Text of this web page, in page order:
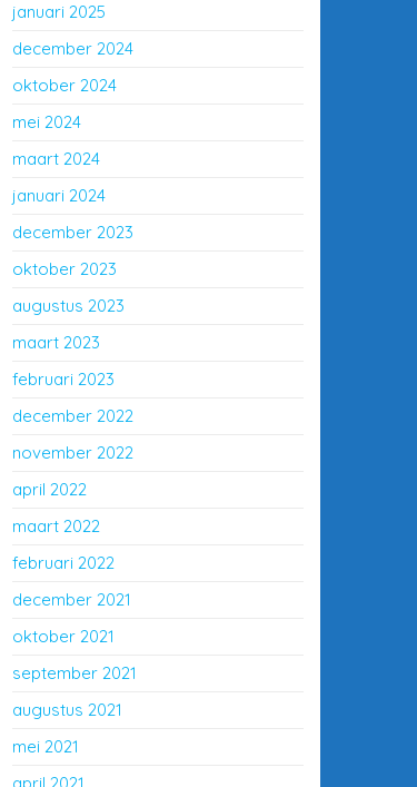
januari 2025
december 2024
oktober 2024
mei 2024
maart 2024
januari 2024
december 2023
oktober 2023
augustus 2023
maart 2023
februari 2023
december 2022
november 2022
april 2022
maart 2022
februari 2022
december 2021
oktober 2021
september 2021
augustus 2021
mei 2021